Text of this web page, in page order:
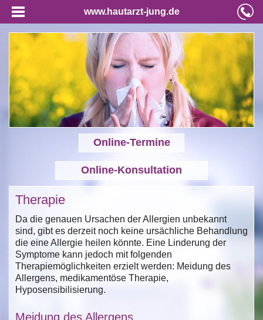
www.hautarzt-jung.de
Online-Termine
Online-Konsultation
Therapie
Da die genauen Ursachen der Allergien unbekannt
sind, gibt es derzeit noch keine ursächliche Behandlung
die eine Allergie heilen könnte. Eine Linderung der
Symptome kann jedoch mit folgenden
Therapiemöglichkeiten erzielt werden: Meidung des
Allergens, medikamentöse Therapie,
Hyposensibilisierung.
Meidung des Allergens